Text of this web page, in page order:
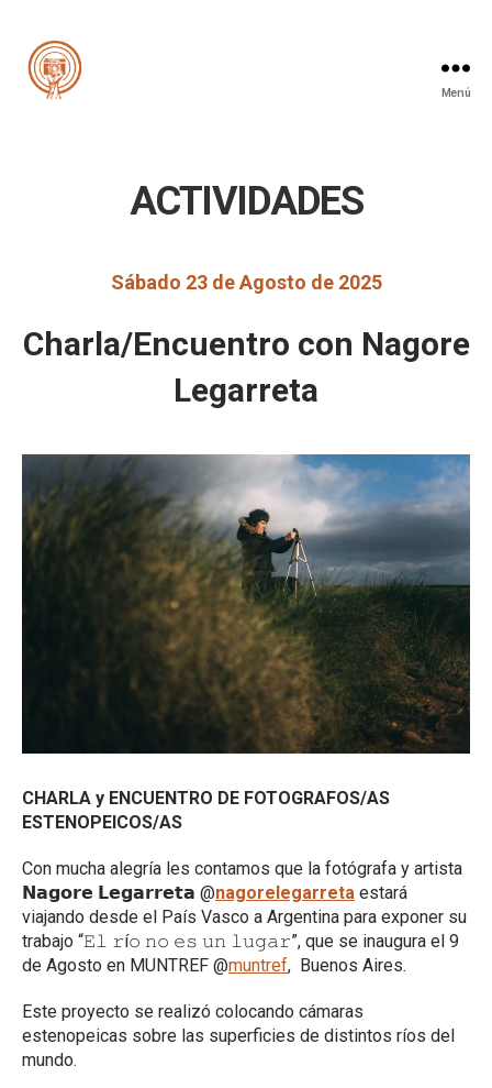
Menú
ACTIVIDADES
Sábado 23 de Agosto de 2025
Charla/Encuentro con Nagore
Legarreta
CHARLA y ENCUENTRO DE FOTOGRAFOS/AS
ESTENOPEICOS/AS
Con mucha alegría les contamos que la fotógrafa y artista
𝗡𝗮𝗴𝗼𝗿𝗲 𝗟𝗲𝗴𝗮𝗿𝗿𝗲𝘁𝗮 @nagorelegarreta estará
viajando desde el País Vasco a Argentina para exponer su
trabajo “𝙴𝚕 𝚛í𝚘 𝚗𝚘 𝚎𝚜 𝚞𝚗 𝚕𝚞𝚐𝚊𝚛”, que se inaugura el 9
de Agosto en MUNTREF @muntref, Buenos Aires.
Este proyecto se realizó colocando cámaras
estenopeicas sobre las superficies de distintos ríos del
mundo.